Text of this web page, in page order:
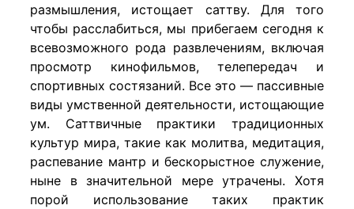
размышления, истощает саттву. Для того
чтобы расслабиться, мы прибегаем сегодня к
всевозможного рода развлечениям, включая
просмотр кинофильмов, телепередач и
спортивных состязаний. Все это — пассивные
виды умственной деятельности, истощающие
ум. Саттвичные практики традиционных
культур мира, такие как молитва, медитация,
распевание мантр и бескорыстное служение,
ныне в значительной мере утрачены. Хотя
порой использование таких практик